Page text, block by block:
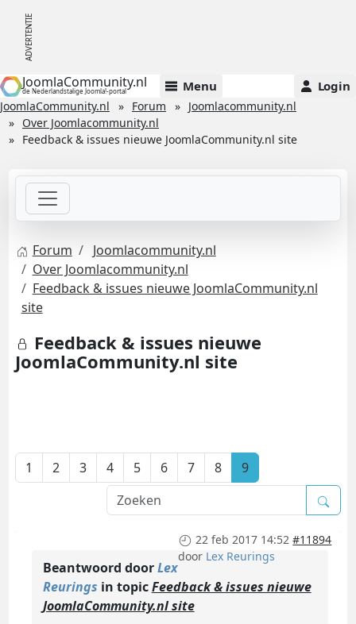
JoomlaCommunity.nl
de Nederlandstalige Joomla!-portal Menu Login
JoomlaCommunity.nl Forum
Joomlacommunity.nl
Over Joomlacommunity.nl
Feedback & issues nieuwe JoomlaCommunity.nl site
Forum
Joomlacommunity.nl
Over Joomlacommunity.nl
Feedback & issues nieuwe JoomlaCommunity.nl
site
Feedback & issues nieuwe
JoomlaCommunity.nl site
1 2 3 4 5 6 7 8 9
22 feb 2017 14:52 #11894
door Lex Reurings
Beantwoord doorLex
Reurings in topicFeedback & issues nieuwe
JoomlaCommunity.nl site